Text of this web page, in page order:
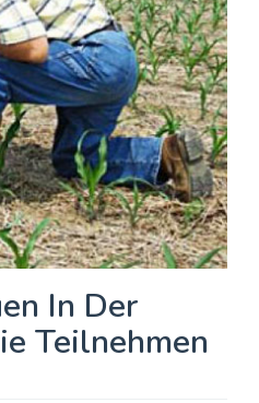
In Der
Teilnehmen